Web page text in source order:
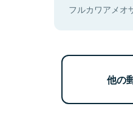
フルカワアメオ
他の